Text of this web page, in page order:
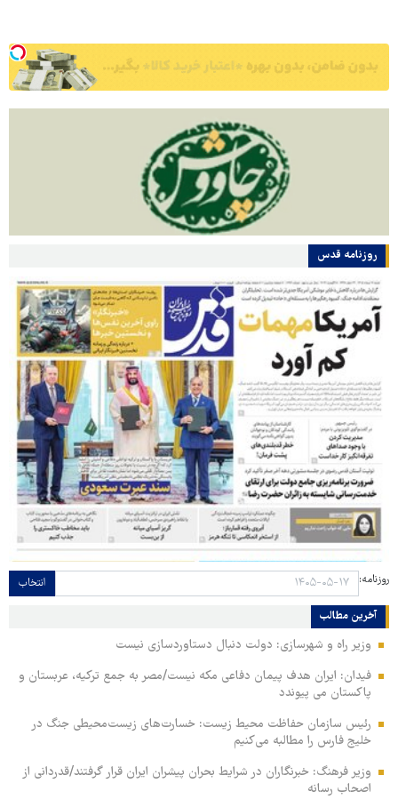
روزنامه قدس
روزنامه: انتخاب
آخرین مطالب
وزیر راه و شهرسازی: دولت دنبال دستاوردسازی نیست
فیدان: ایران هدف پیمان دفاعی مکه نیست/مصر به جمع ترکیه، عربستان و
پاکستان می پیوندد
رئیس سازمان حفاظت محیط زیست: خسارت‌های زیست‌محیطی جنگ در
خلیج فارس را مطالبه‌ می‌کنیم
وزیر فرهنگ: خبرنگاران در شرایط بحران پیشران ایران قرار گرفتند/قدردانی از
اصحاب رسانه